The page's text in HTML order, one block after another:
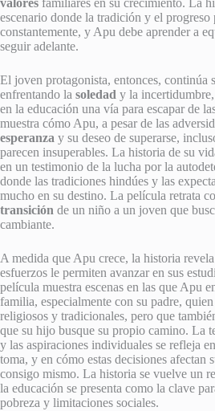
valores familiares en su crecimiento. La
escenario donde la tradición y el progreso
constantemente, y Apu debe aprender a
seguir adelante.
El joven protagonista, entonces, continúa
enfrentando la soledad y la
en la educación una vía para escapar de
muestra cómo Apu, a pesar de las
esperanza y su deseo de superarse,
parecen insuperables. La historia de su
en un testimonio de la lucha por la
donde las tradiciones hindúes y las
mucho en su destino. La película retrata
transición de un niño a un joven que
cambiante.
A medida que Apu crece, la historia
esfuerzos le permiten avanzar en sus
película muestra escenas en las que Apu
familia, especialmente con su padre,
religiosos y tradicionales, pero que
que su hijo busque su propio camino. La
y las aspiraciones individuales se refleja
toma, y en cómo estas decisiones afectan
consigo mismo. La historia se vuelve un
la educación se presenta como la clave
pobreza y limitaciones sociales.